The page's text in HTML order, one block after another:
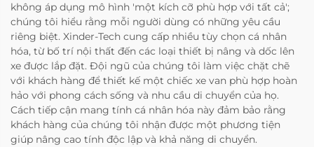
không áp dụng mô hình 'một kích cỡ phù hợp với tất cả';
chúng tôi hiểu rằng mỗi người dùng có những yêu cầu
riêng biệt. Xinder-Tech cung cấp nhiều tùy chọn cá nhân
hóa, từ bố trí nội thất đến các loại thiết bị nâng và dốc lên
xe được lắp đặt. Đội ngũ của chúng tôi làm việc chặt chẽ
với khách hàng để thiết kế một chiếc xe van phù hợp hoàn
hảo với phong cách sống và nhu cầu di chuyển của họ.
Cách tiếp cận mang tính cá nhân hóa này đảm bảo rằng
khách hàng của chúng tôi nhận được một phương tiện
giúp nâng cao tính độc lập và khả năng di chuyển.